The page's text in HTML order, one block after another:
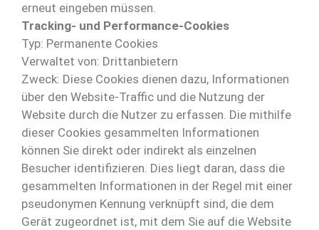
erneut eingeben müssen.
Tracking- und Performance-Cookies
Typ: Permanente Cookies
Verwaltet von: Drittanbietern
Zweck: Diese Cookies dienen dazu, Informationen
über den Website-Traffic und die Nutzung der
Website durch die Nutzer zu erfassen. Die mithilfe
dieser Cookies gesammelten Informationen
können Sie direkt oder indirekt als einzelnen
Besucher identifizieren. Dies liegt daran, dass die
gesammelten Informationen in der Regel mit einer
pseudonymen Kennung verknüpft sind, die dem
Gerät zugeordnet ist, mit dem Sie auf die Website